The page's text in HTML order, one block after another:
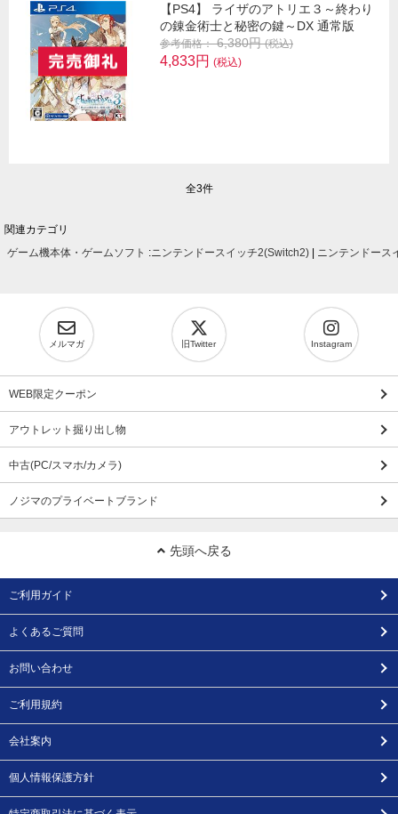
【PS4】 ライザのアトリエ３～終わり
の錬金術士と秘密の鍵～DX 通常版
参考価格： 6,380円(税込)
4,833円 (税込)
全3件
関連カテゴリ
ゲーム機本体・ゲームソフト :ニンテンドースイッチ2(Switch2) ニンテンドース
メルマガ 旧Twitter Instagram
WEB限定クーポン
アウトレット掘り出し物
中古(PC/スマホ/カメラ)
ノジマのプライベートブランド
先頭へ戻る
ご利用ガイド
よくあるご質問
お問い合わせ
ご利用規約
会社案内
個人情報保護方針